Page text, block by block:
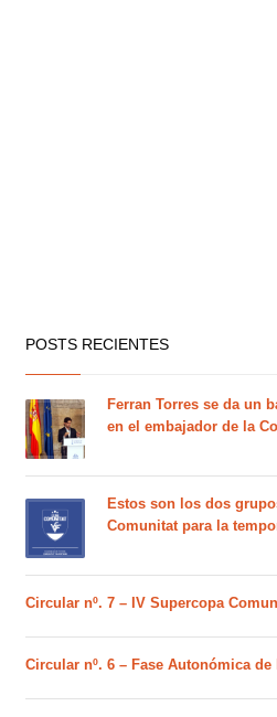
POSTS RECIENTES
Ferran Torres se da un
en el embajador de la
Estos son los dos
Comunitat para la
Circular nº. 7 – IV Supercopa
Circular nº. 6 – Fase Autonómica de